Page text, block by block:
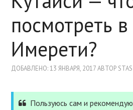
АВИАБИЛЕТЫ
ОТЕЛИ
СТРАХОВКА
УСЛУГИ
посмотреть в
Имерети?
ДОБАВЛЕНО: 13 ЯНВАРЯ, 2017 АВТОР STAS
Пользуюсь сам и